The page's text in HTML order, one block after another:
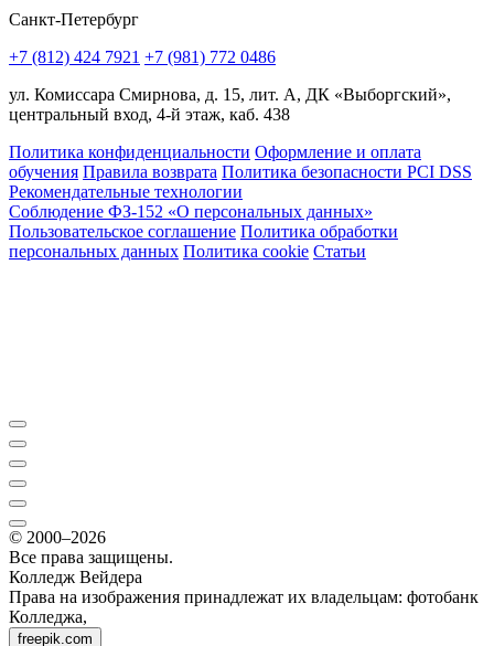
Санкт-Петербург
+7 (812) 424 7921 +7 (981) 772 0486
ул. Комиссара Смирнова, д. 15, лит. А, ДК «Выборгский»,
центральный вход, 4-й этаж, каб. 438
Политика конфиденциальности Оформление и оплата
обучения Правила возврата Политика безопасности PCI DSS
Рекомендательные технологии
Соблюдение ФЗ-152 «О персональ­ных данных»
Пользовательское соглашение Политика обработки
персональных данных Политика cookie Статьи
© 2000–2026
Все права защищены.
Колледж Вейдера
Права на изображения принадлежат их владельцам: фотобанк
Колледжа,
freepik.com